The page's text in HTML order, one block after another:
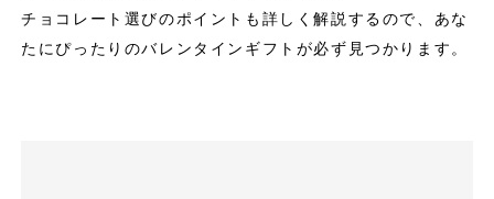
チョコレート選びのポイントも詳しく解説するので、あな
たにぴったりのバレンタインギフトが必ず見つかります。